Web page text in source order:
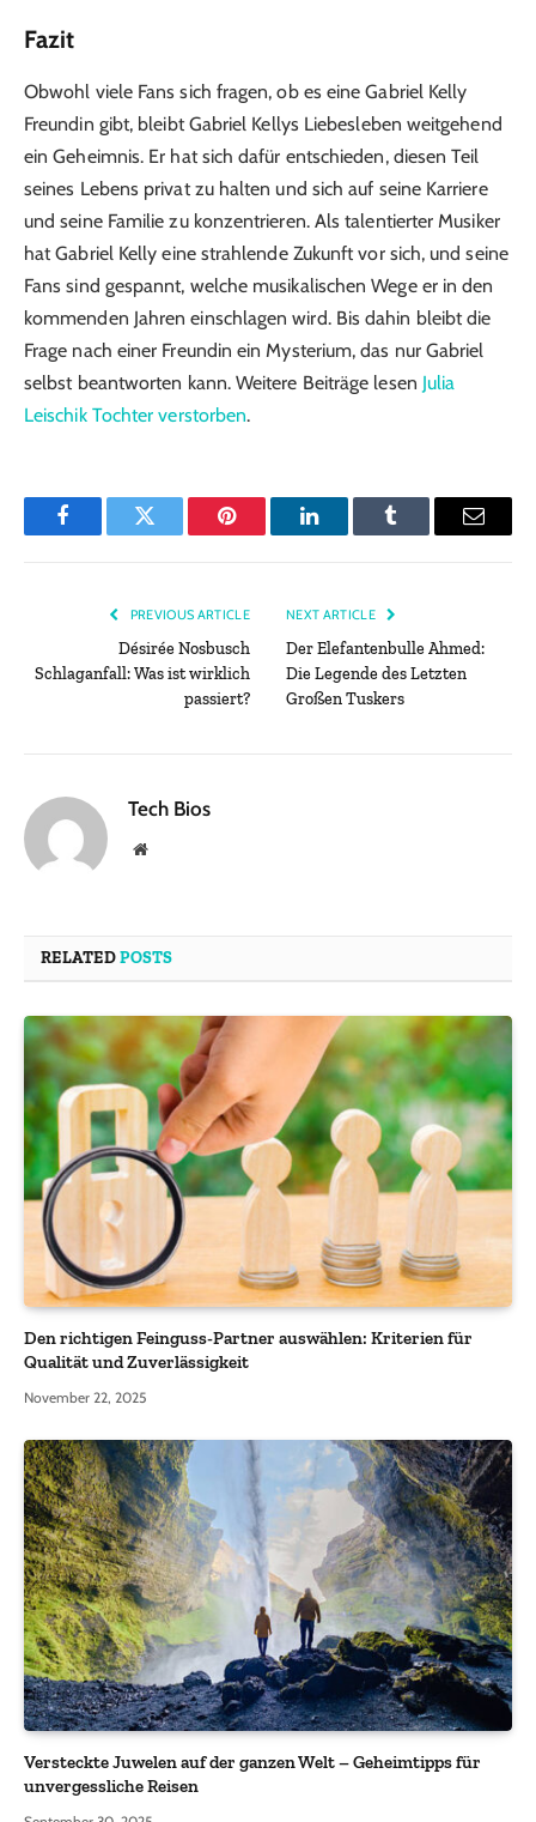
Fazit
Obwohl viele Fans sich fragen, ob es eine Gabriel Kelly
Freundin gibt, bleibt Gabriel Kellys Liebesleben weitgehend
ein Geheimnis. Er hat sich dafür entschieden, diesen Teil
seines Lebens privat zu halten und sich auf seine Karriere
und seine Familie zu konzentrieren. Als talentierter Musiker
hat Gabriel Kelly eine strahlende Zukunft vor sich, und seine
Fans sind gespannt, welche musikalischen Wege er in den
kommenden Jahren einschlagen wird. Bis dahin bleibt die
Frage nach einer Freundin ein Mysterium, das nur Gabriel
selbst beantworten kann. Weitere Beiträge lesen Julia
Leischik Tochter verstorben.
FacebookTwitter Pinterest LinkedInTumblr Email
PREVIOUS ARTICLE
Désirée Nosbusch
Schlaganfall: Was ist wirklich
passiert?
NEXT ARTICLE
Der Elefantenbulle Ahmed:
Die Legende des Letzten
Großen Tuskers
Tech Bios
Website
RELATEDPOSTS
Den richtigen Feinguss-Partner auswählen: Kriterien für
Qualität und Zuverlässigkeit
November 22, 2025
Versteckte Juwelen auf der ganzen Welt – Geheimtipps für
unvergessliche Reisen